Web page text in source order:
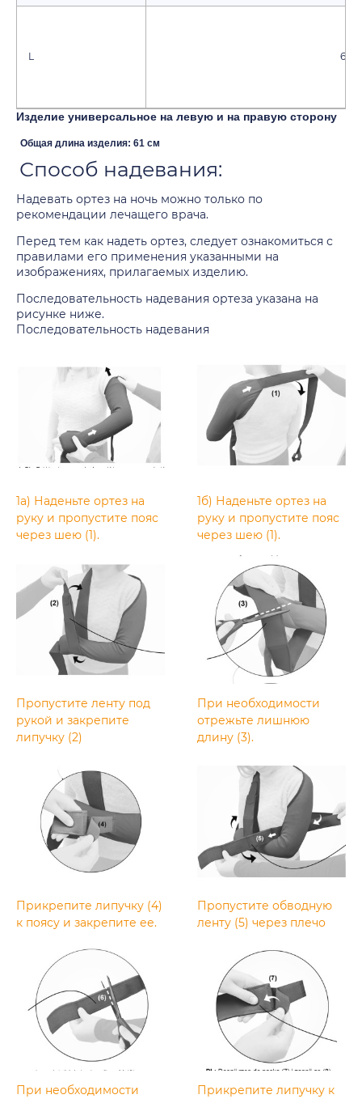
L 60 -
Изделие универсальное на левую и на правую сторону
Общая длина изделия: 61 см
Способ надевания:
Надевать ортез на ночь можно только по
рекомендации лечащего врача.
Перед тем как надеть ортез, следует ознакомиться с
правилами его применения указанными на
изображениях, прилагаемых изделию.
Последовательность надевания ортеза указана на
рисунке ниже.
Последовательность надевания
1а) Наденьте ортез на
руку и пропустите пояс
через шею (1).
1б) Наденьте ортез на
руку и пропустите пояс
через шею (1).
Пропустите ленту под
рукой и закрепите
липучку (2)
При необходимости
отрежьте лишнюю
длину (3).
Прикрепите липучку (4)
к поясу и закрепите ее.
Пропустите обводную
ленту (5) через плечо
При необходимости
Прикрепите липучку к